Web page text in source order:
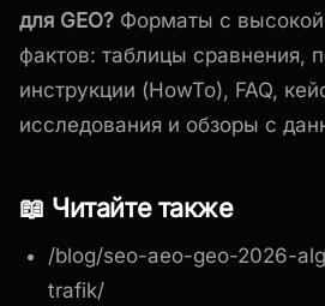
для GEO? Форматы с
фактов: таблицы сравнения,
инструкции (HowTo), FAQ,
исследования и обзоры с
📖 Читайте также
/blog/seo-aeo-geo-2026-
trafik/